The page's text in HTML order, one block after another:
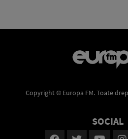
Copyright © Europa FM. Toate
SOCIAL